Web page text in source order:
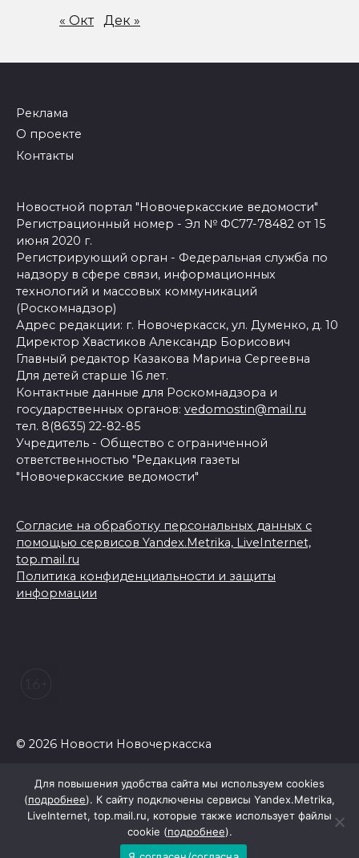
« Окт Дек »
Реклама
О проекте
Контакты
Новостной портал "Новочеркасские ведомости"
Регистрационный номер - Эл № ФС77-78482 от 15
июня 2020 г.
Регистрирующий орган - Федеральная служба по
надзору в сфере связи, информационных
технологий и массовых коммуникаций
(Роскомнадзор)
Адрес редакции: г. Новочеркасск, ул. Думенко, д. 10
Директор Хвастиков Александр Борисович
Главный редактор Казакова Марина Сергеевна
Для детей старше 16 лет.
Контактные данные для Роскомнадзора и
государственных органов: vedomostin@mail.ru
тел. 8(8635) 22-82-85
Учредитель - Общество с ограниченной
ответственностью "Редакция газеты
"Новочеркасские ведомости"
Согласие на обработку персональных данных с
помощью сервисов Yandex.Metrika, LiveInternet,
top.mail.ru
Политика конфиденциальности и защиты
информации
© 2026 Новости Новочеркасска
Для повышения удобства сайта мы используем cookies
(подробнее). К сайту подключены сервисы Yandex.Metrika,
LiveInternet, top.mail.ru, которые также использует файлы
cookie (подробнее).